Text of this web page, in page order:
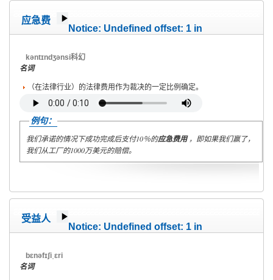
应急费
Notice: Undefined offset: 1 in
kəntɪndʒənsi科幻
名词
（在法律行业）的法律费用作为裁决的一定比例确定。
例句：
我们承诺的情况下成功完成后支付10％的应急费用，即如果我们赢了，
我们从工厂的1000万美元的赔偿。
受益人
Notice: Undefined offset: 1 in
bɛnəfɪʃiˌɛri
名词